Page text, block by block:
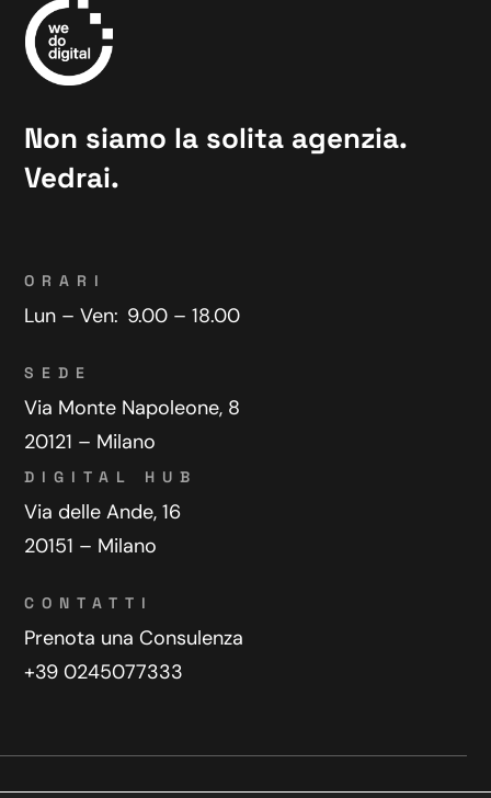
Non siamo la solita agenzia.
Vedrai.
ORARI
Lun – Ven: 9.00 – 18.00
SEDE
Via Monte Napoleone, 8
20121 – Milano
DIGITAL HUB
Via delle Ande, 16
20151 – Milano
CONTATTI
Prenota una Consulenza
+39 0245077333